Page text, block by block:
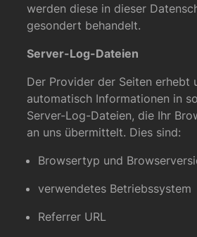
werden diese in dieser
gesondert behandelt.
Server-Log-Dateien
Der Provider der Seiten erhebt
automatisch Informationen in
Server-Log-Dateien, die Ihr
an uns übermittelt. Dies sind:
Browsertyp und
verwendetes Betriebssystem
Referrer URL